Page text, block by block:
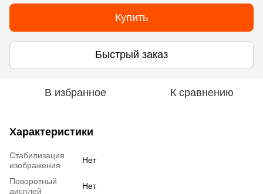
Купить
Быстрый заказ
В избранное К сравнению
Характеристики
Стабилизация
изображения
Нет
Поворотный
дисплей
Нет